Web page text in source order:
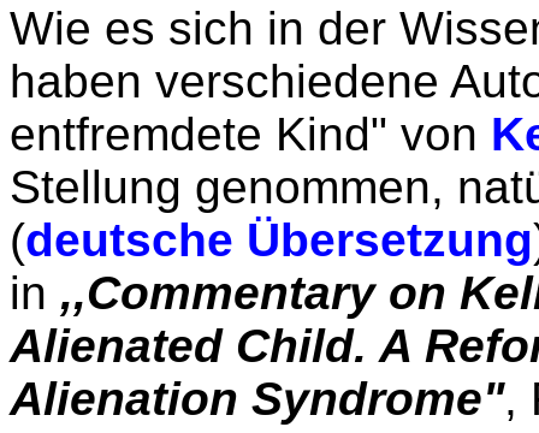
Wie es sich in der
haben verschiedene
entfremdete Kind" von
Stellung genommen,
(deutsche Übersetzung
in ,,Commentary on
Alienated Child. A
Alienation Syndrome",